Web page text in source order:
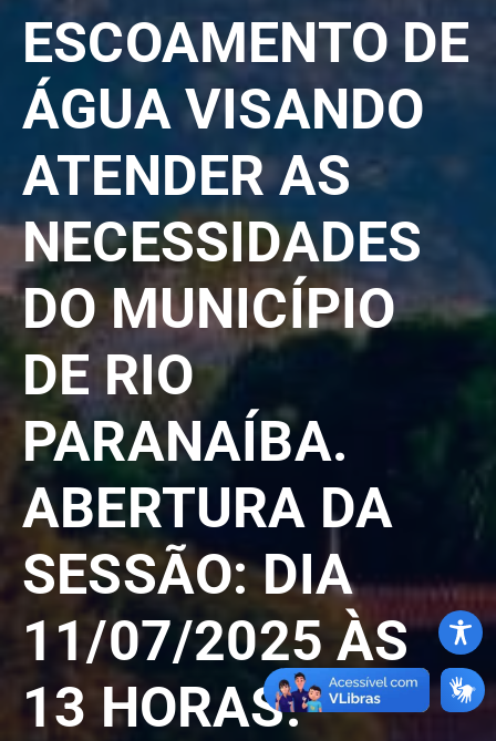
ESCOAMENTO DE
ÁGUA VISANDO
ATENDER AS
NECESSIDADES
DO MUNICÍPIO
DE RIO
PARANAÍBA.
ABERTURA DA
SESSÃO: DIA
11/07/2025 ÀS
13 HORAS.